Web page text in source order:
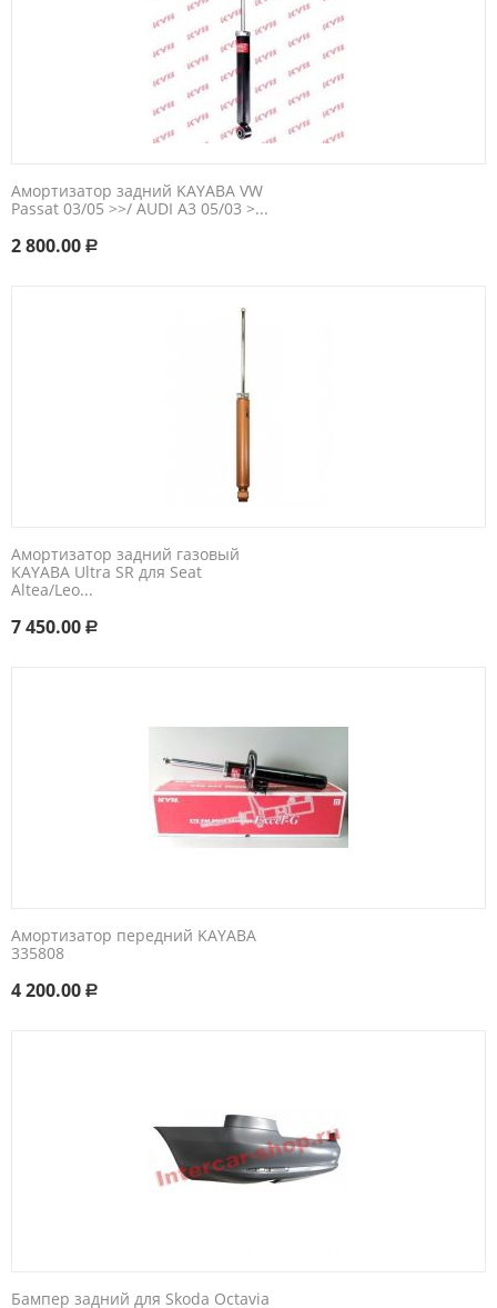
Амортизатор задний KAYABA VW
Passat 03/05 >>/ AUDI A3 05/03 >...
2 800.00 Р
Амортизатор задний газовый
KAYABA Ultra SR для Seat
Altea/Leo...
7 450.00 Р
Амортизатор передний KAYABA
335808
4 200.00 Р
Бампер задний для Skoda Octavia